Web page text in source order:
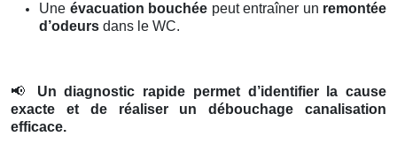
Une évacuation bouchée peut entraîner un remontée
d’odeurs dans le WC.
📢
Un diagnostic rapide permet d’identifier la cause
exacte et de réaliser un débouchage canalisation
efficace.